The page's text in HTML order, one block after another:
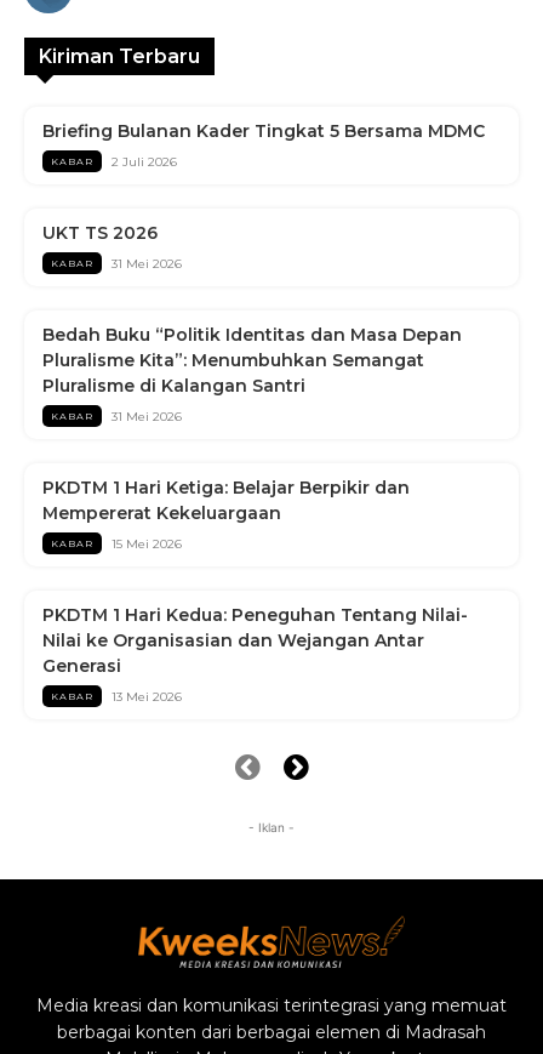
Kiriman Terbaru
Briefing Bulanan Kader Tingkat 5 Bersama MDMC
KABAR 2 Juli 2026
UKT TS 2026
KABAR 31 Mei 2026
Bedah Buku “Politik Identitas dan Masa Depan
Pluralisme Kita”: Menumbuhkan Semangat
Pluralisme di Kalangan Santri
KABAR 31 Mei 2026
PKDTM 1 Hari Ketiga: Belajar Berpikir dan
Mempererat Kekeluargaan
KABAR 15 Mei 2026
PKDTM 1 Hari Kedua: Peneguhan Tentang Nilai-
Nilai ke Organisasian dan Wejangan Antar
Generasi
KABAR 13 Mei 2026
- Iklan -
Media kreasi dan komunikasi terintegrasi yang memuat
berbagai konten dari berbagai elemen di Madrasah